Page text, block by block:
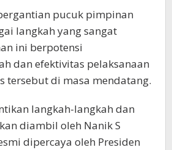
pucuk pimpinan
langkah yang sangat
ini berpotensi
dan efektivitas pelaksanaan
tersebut di masa mendatang.
langkah-langkah dan
diambil oleh Nanik S
dipercaya oleh Presiden